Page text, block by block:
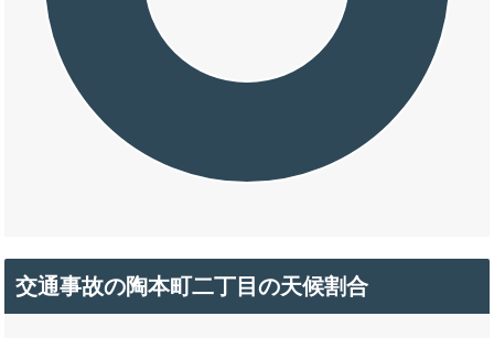
交通事故の陶本町二丁目の天候割合